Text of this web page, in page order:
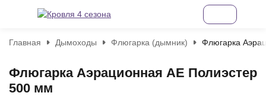
Главная Дымоходы Флюгарка (дымник) Флюгарка
Флюгарка Аэрационная AE Полиэстер
500 мм